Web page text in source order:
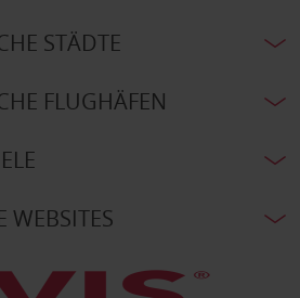
STÄDTE
FLUGHÄFEN
WEBSITES